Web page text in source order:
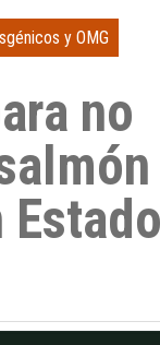
y OMG
no